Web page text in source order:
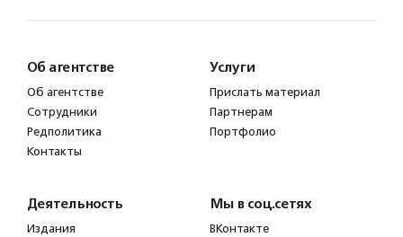
Об агентстве
Об агентстве
Сотрудники
Редполитика
Контакты
Услуги
Прислать материал
Партнерам
Портфолио
Деятельность
Издания
Мы в соц.сетях
ВКонтакте